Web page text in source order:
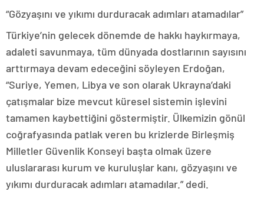
“Gözyaşını ve yıkımı durduracak adımları atamadılar”
Türkiye’nin gelecek dönemde de hakkı haykırmaya,
adaleti savunmaya, tüm dünyada dostlarının sayısını
arttırmaya devam edeceğini söyleyen Erdoğan,
“Suriye, Yemen, Libya ve son olarak Ukrayna’daki
çatışmalar bize mevcut küresel sistemin işlevini
tamamen kaybettiğini göstermiştir. Ülkemizin gönül
coğrafyasında patlak veren bu krizlerde Birleşmiş
Milletler Güvenlik Konseyi başta olmak üzere
uluslararası kurum ve kuruluşlar kanı, gözyaşını ve
yıkımı durduracak adımları atamadılar.” dedi.